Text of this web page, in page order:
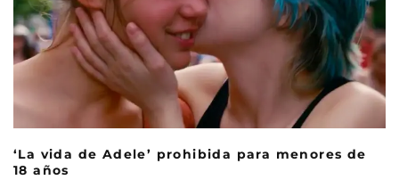
‘La vida de Adele’ prohibida para menores de
18 años